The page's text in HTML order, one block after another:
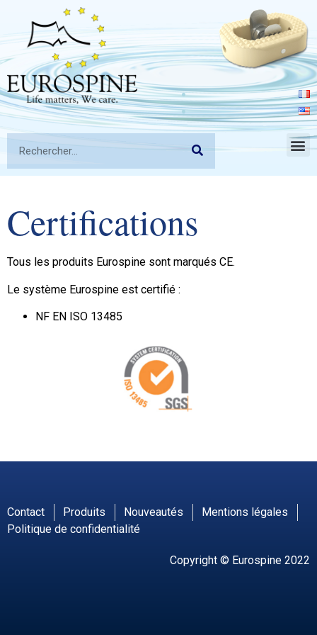
Certifications
Tous les produits Eurospine sont marqués CE.
Le système Eurospine est certifié :
NF EN ISO 13485
Contact Produits Nouveautés
Mentions légales
Politique de confidentialité
Copyright © Eurospine 2022